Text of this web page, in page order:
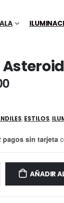
, ESTILOS,
pagos sin tarjeta
AÑADIR